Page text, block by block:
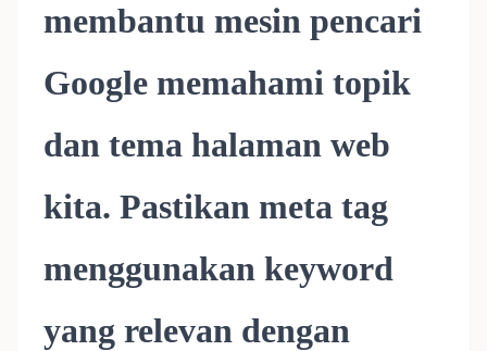
membantu mesin pencari
Google memahami topik
dan tema halaman web
kita. Pastikan meta tag
menggunakan keyword
yang relevan dengan